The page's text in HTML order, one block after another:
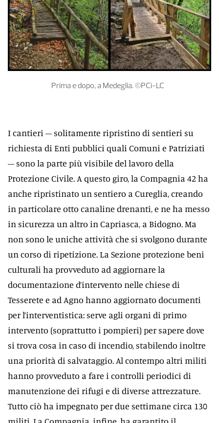
Prima e dopo, a Medeglia. ©PCi-LC
I cantieri – solitamente ripristino di sentieri su
richiesta di Enti pubblici quali Comuni e Patriziati
– sono la parte più visibile del lavoro della
Protezione Civile. A questo giro, la Compagnia 42 ha
anche ripristinato un sentiero a Cureglia, creando
in particolare otto canaline drenanti, e ne ha messo
in sicurezza un altro in Capriasca, a Bidogno. Ma
non sono le uniche attività che si svolgono durante
un corso di ripetizione. La Sezione protezione beni
culturali ha provveduto ad aggiornare la
documentazione d’intervento nelle chiese di
Tesserete e ad Agno hanno aggiornato documenti
per l’interventistica: serve agli organi di primo
intervento (soprattutto i pompieri) per sapere dove
si trova cosa in caso di incendio, stabilendo inoltre
una priorità di salvataggio. Al contempo altri militi
hanno provveduto a fare i controlli periodici di
manutenzione dei rifugi e di diverse attrezzature.
Tutto ciò ha impegnato per due settimane circa 130